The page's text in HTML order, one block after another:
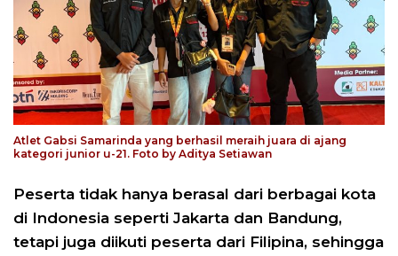
Atlet Gabsi Samarinda yang berhasil meraih juara di ajang
kategori junior u-21. Foto by Aditya Setiawan
Peserta tidak hanya berasal dari berbagai kota
di Indonesia seperti Jakarta dan Bandung,
tetapi juga diikuti peserta dari Filipina, sehingga